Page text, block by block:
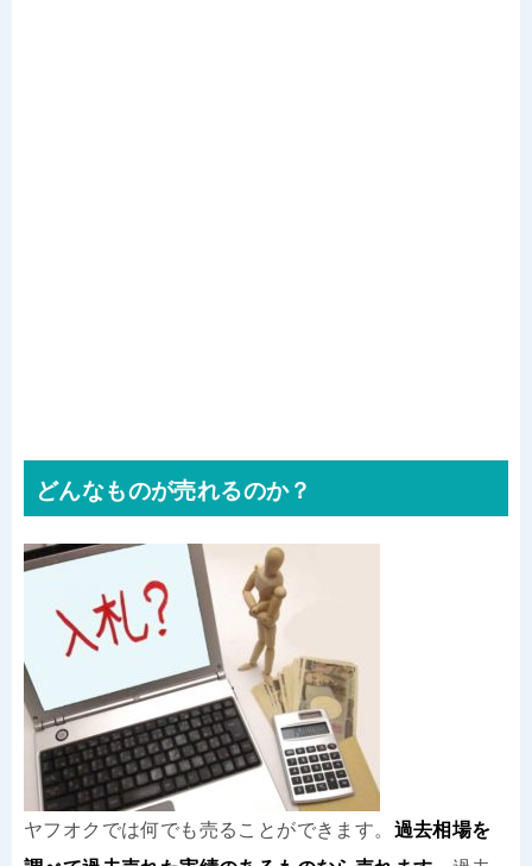
どんなものが売れるのか？
ヤフオクでは何でも売ることができます。 過去相場を